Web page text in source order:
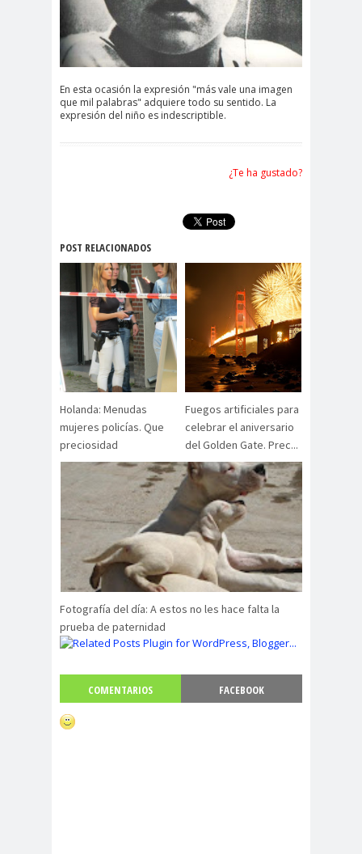
En esta ocasión la expresión "más vale una imagen
que mil palabras" adquiere todo su sentido. La
expresión del niño es indescriptible.
¿Te ha gustado?
POST RELACIONADOS
Holanda: Menudas
mujeres policías. Que
preciosidad
Fuegos artificiales para
celebrar el aniversario
del Golden Gate. Prec...
Fotografía del día: A estos no les hace falta la
prueba de paternidad
COMENTARIOS FACEBOOK